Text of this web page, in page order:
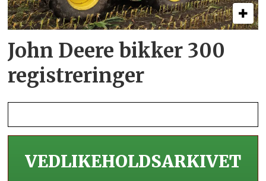
John Deere bikker 300
registreringer
VEDLIKEHOLDS­ARKIVET